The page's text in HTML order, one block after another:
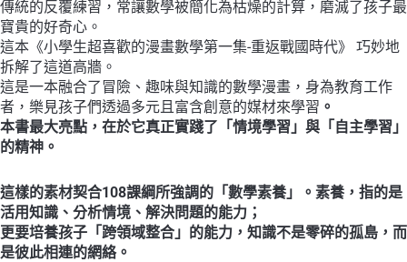
傳統的反覆練習，常讓數學被簡化為枯燥的計算，磨滅了孩子最
寶貴的好奇心。
這本《小學生超喜歡的漫畫數學第一集-重返戰國時代》 巧妙地
拆解了這道高牆。
這是一本融合了冒險、趣味與知識的數學漫畫，身為教育工作
者，樂見孩子們透過多元且富含創意的媒材來學習 。
本書最大亮點，在於它真正實踐了「情境學習」與「自主學習」
的精神。
這樣的素材契合108課綱所強調的「數學素養」。 素養，指的是
活用知識、分析情境、解決問題的能力；
更要培養孩子「跨領域整合」的能力，知識不是零碎的孤島，而
是彼此相連的網絡。